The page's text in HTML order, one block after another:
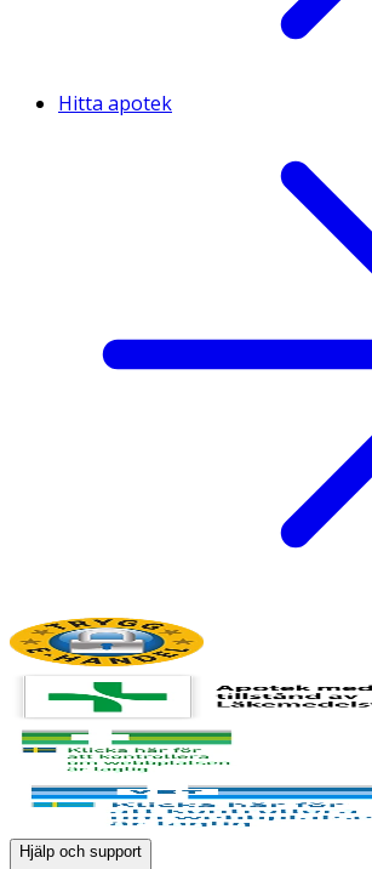
Hitta apotek
Hjälp och support